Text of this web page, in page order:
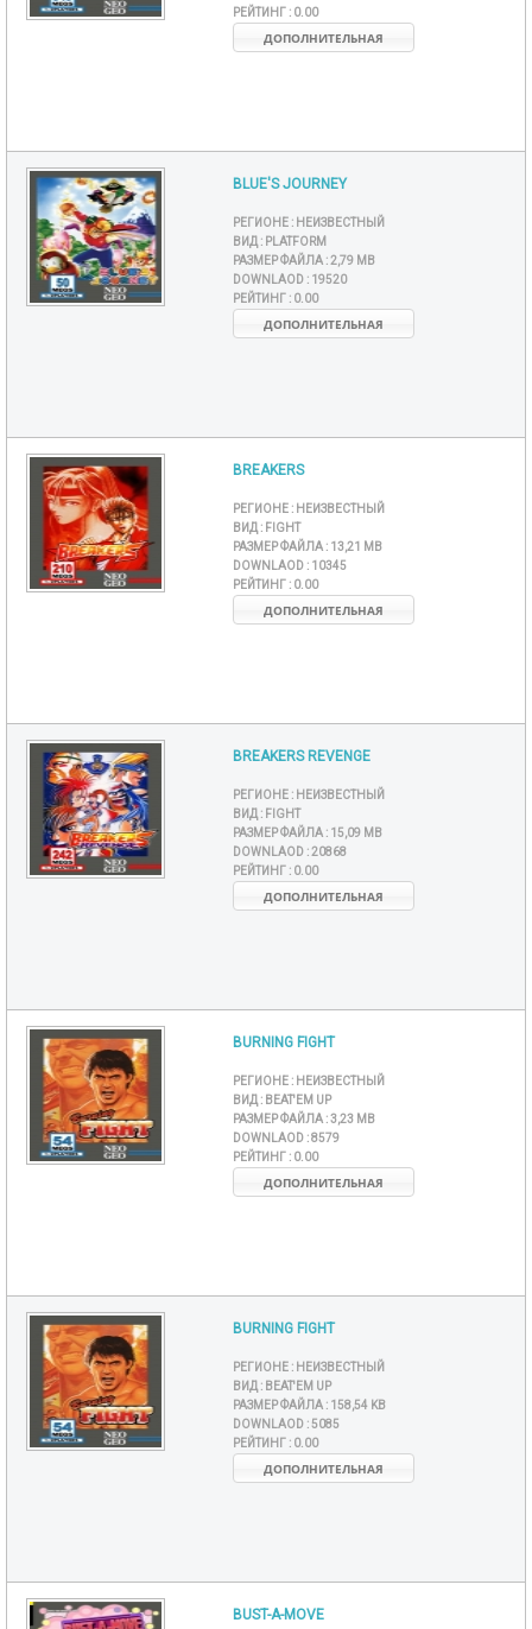
РЕЙТИНГ : 0.00
ДОПОЛНИТЕЛЬНАЯ
BLUE'S JOURNEY
РЕГИОНЕ : НЕИЗВЕСТНЫЙ
ВИД : PLATFORM
РАЗМЕР ФАЙЛА :2,79 MB
DOWNLAOD : 19520
РЕЙТИНГ : 0.00
ДОПОЛНИТЕЛЬНАЯ
BREAKERS
РЕГИОНЕ : НЕИЗВЕСТНЫЙ
ВИД : FIGHT
РАЗМЕР ФАЙЛА : 13,21 MB
DOWNLAOD : 10345
РЕЙТИНГ : 0.00
ДОПОЛНИТЕЛЬНАЯ
BREAKERS REVENGE
РЕГИОНЕ : НЕИЗВЕСТНЫЙ
ВИД : FIGHT
РАЗМЕР ФАЙЛА : 15,09 MB
DOWNLAOD :20868
РЕЙТИНГ : 0.00
ДОПОЛНИТЕЛЬНАЯ
BURNING FIGHT
РЕГИОНЕ : НЕИЗВЕСТНЫЙ
ВИД : BEAT'EM UP
РАЗМЕР ФАЙЛА :3,23 MB
DOWNLAOD :8579
РЕЙТИНГ : 0.00
ДОПОЛНИТЕЛЬНАЯ
BURNING FIGHT
РЕГИОНЕ : НЕИЗВЕСТНЫЙ
ВИД : BEAT'EM UP
РАЗМЕР ФАЙЛА : 158,54 KB
DOWNLAOD :5085
РЕЙТИНГ : 0.00
ДОПОЛНИТЕЛЬНАЯ
BUST-A-MOVE